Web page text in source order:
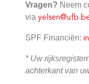
Vragen? Neem
via
SPF Financiën:
* Uw
achterkant van